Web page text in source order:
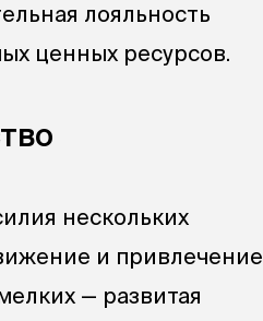
лояльность
ценных ресурсов.
нескольких
и привлечение
— развитая